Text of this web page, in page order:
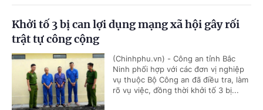
Khởi tố 3 bị can lợi dụng mạng xã hội gây rối
trật tự công cộng
(Chinhphu.vn) - Công an tỉnh Bắc
Ninh phối hợp với các đơn vị nghiệp
vụ thuộc Bộ Công an đã điều tra, làm
rõ vụ việc, đồng thời khởi tố 3 bị...